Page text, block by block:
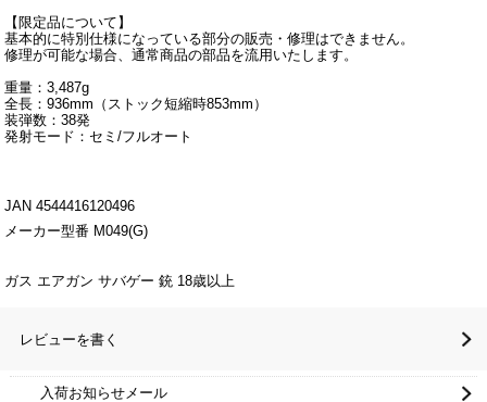
【限定品について】
基本的に特別仕様になっている部分の販売・修理はできません。
修理が可能な場合、通常商品の部品を流用いたします。
重量：3,487g
全長：936mm（ストック短縮時853mm）
装弾数：38発
発射モード：セミ/フルオート
JAN 4544416120496
メーカー型番 M049(G)
ガス エアガン サバゲー 銃 18歳以上
レビューを書く
入荷お知らせメール